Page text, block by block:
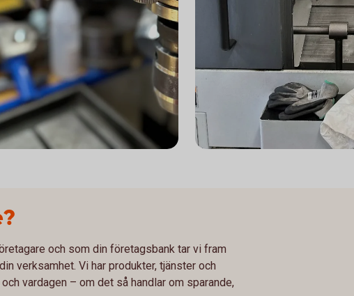
och som din företagsbank tar vi fram
verksamhet. Vi har produkter, tjänster och
vardagen – om det så handlar om sparande,